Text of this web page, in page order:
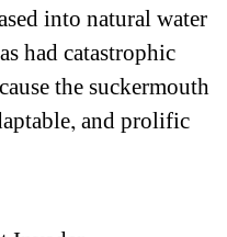
into natural water
had catastrophic
the suckermouth
and prolific